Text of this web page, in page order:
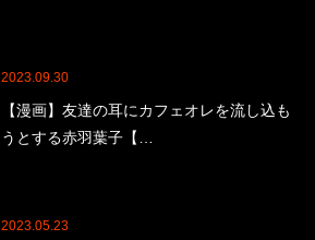
2023.09.30
【漫画】友達の耳にカフェオレを流し込も
うとする赤羽葉子【…
2023.05.23